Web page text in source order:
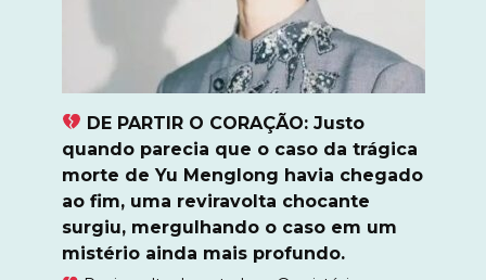
DE PARTIR O CORAÇÃO: Justo
quando parecia que o caso da trágica
morte de Yu Menglong havia chegado
ao fim, uma reviravolta chocante
surgiu, mergulhando o caso em um
mistério ainda mais profundo.